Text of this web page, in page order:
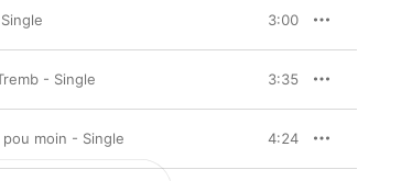
3:00
- Single 3:35
pou moin - Single 4:24